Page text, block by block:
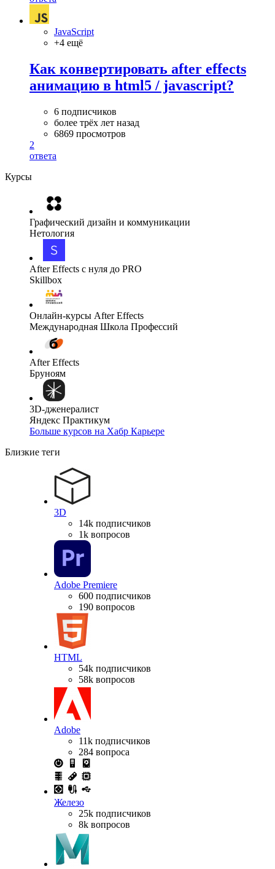
JavaScript
+4 ещё
Как конвертировать after effects
анимацию в html5 / javascript?
6 подписчиков
более трёх лет назад
6869 просмотров
2
ответа
Курсы
Графический дизайн и коммуникации
Нетология
After Effects с нуля до PRO
Skillbox
Онлайн-курсы After Effects
Международная Школа Профессий
After Effects
Бруноям
3D-дженералист
Яндекс Практикум
Больше курсов на Хабр Карьере
Близкие теги
3D
14k подписчиков
1k вопросов
Adobe Premiere
600 подписчиков
190 вопросов
HTML
54k подписчиков
58k вопросов
Adobe
11k подписчиков
284 вопроса
Железо
25k подписчиков
8k вопросов